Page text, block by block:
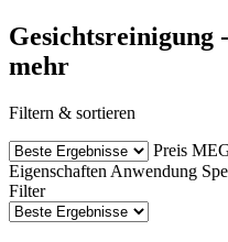
Gesichtsreinigung
mehr
Filtern & sortieren
Preis
Eigenschaften Anwendung
Filter